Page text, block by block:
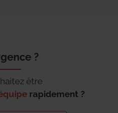
?
être
rapidement ?